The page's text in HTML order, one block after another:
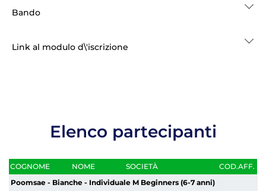
Videogallery
Federazione Trasparente
Fita HUB
Bando
Link al modulo d\'iscrizione
Elenco partecipanti
COGNOME NOME SOCIETÀ
COD.AFF.
Poomsae - Bianche - Individuale M Beginners (6-7 anni)